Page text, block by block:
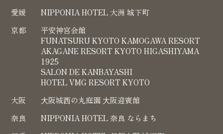
愛媛
NIPPONIA HOTEL 大洲 城下町
京都
平安神宮会館
FUNATSURU KYOTO KAMOGAWA RESORT
AKAGANE RESORT KYOTO HIGASHIYAMA
1925
SALON DE KANBAYASHI
HOTEL VMG RESORT KYOTO
大阪
⼤阪城⻄の丸庭園 ⼤阪迎賓館
奈良
NIPPONIA HOTEL 奈良 ならまち